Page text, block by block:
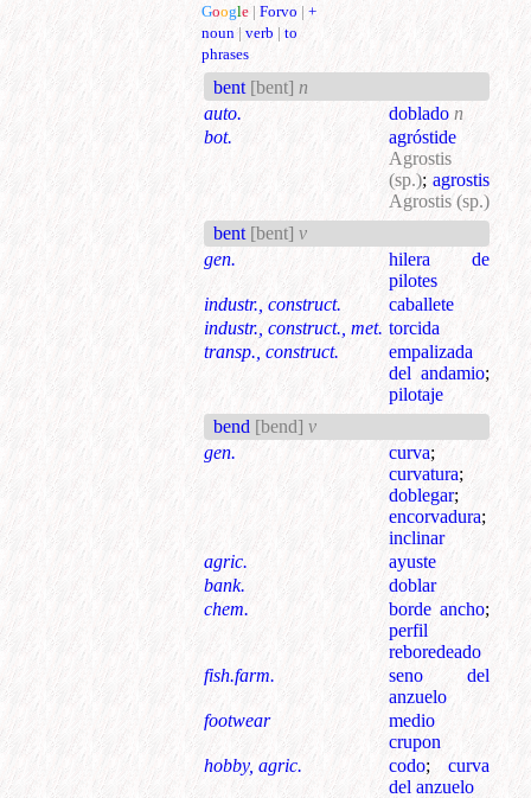
Google | Forvo | +
noun | verb | to
phrases
bent [bent] n
auto.
doblado n
bot.
agróstide
Agrostis
(sp.); agrostis
Agrostis (sp.)
bent [bent] v
gen.
hilera de
pilotes
industr., construct.
caballete
industr., construct., met. torcida
transp., construct.
empalizada
del andamio;
pilotaje
bend [bend] v
gen.
curva;
curvatura;
doblegar;
encorvadura;
inclinar
agric.
ayuste
bank.
doblar
chem.
borde ancho;
perfil
reboredeado
fish.farm.
seno del
anzuelo
footwear
medio
crupon
hobby, agric.
codo; curva
del anzuelo